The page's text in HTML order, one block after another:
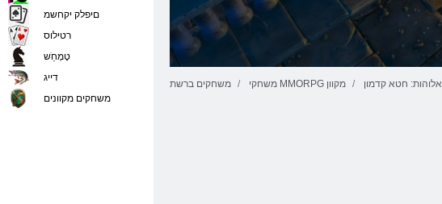
משחקים ברשת משחקי MMORPG מקוון אלוהות: חטא קדמון
םיפלק יקחשמ
רטילוס
טָמְחַׁש
דייג
משחקים מקוונים